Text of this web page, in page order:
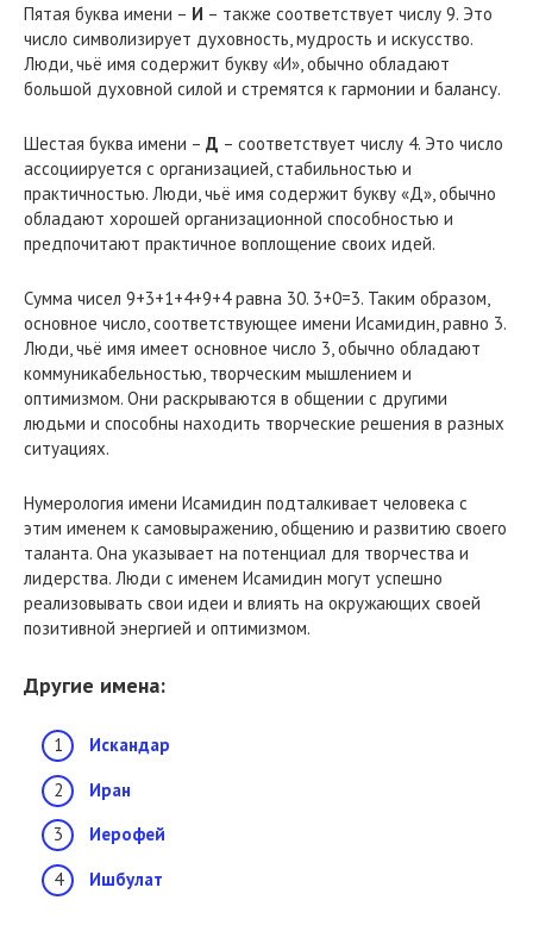
Пятая буква имени – И – также соответствует числу 9. Это
число символизирует духовность, мудрость и искусство.
Люди, чьё имя содержит букву «И», обычно обладают
большой духовной силой и стремятся к гармонии и балансу.
Шестая буква имени – Д – соответствует числу 4. Это число
ассоциируется с организацией, стабильностью и
практичностью. Люди, чьё имя содержит букву «Д», обычно
обладают хорошей организационной способностью и
предпочитают практичное воплощение своих идей.
Сумма чисел 9+3+1+4+9+4 равна 30. 3+0=3. Таким образом,
основное число, соответствующее имени Исамидин, равно 3.
Люди, чьё имя имеет основное число 3, обычно обладают
коммуникабельностью, творческим мышлением и
оптимизмом. Они раскрываются в общении с другими
людьми и способны находить творческие решения в разных
ситуациях.
Нумерология имени Исамидин подталкивает человека с
этим именем к самовыражению, общению и развитию своего
таланта. Она указывает на потенциал для творчества и
лидерства. Люди с именем Исамидин могут успешно
реализовывать свои идеи и влиять на окружающих своей
позитивной энергией и оптимизмом.
Другие имена:
Искандар
Иран
Иерофей
Ишбулат